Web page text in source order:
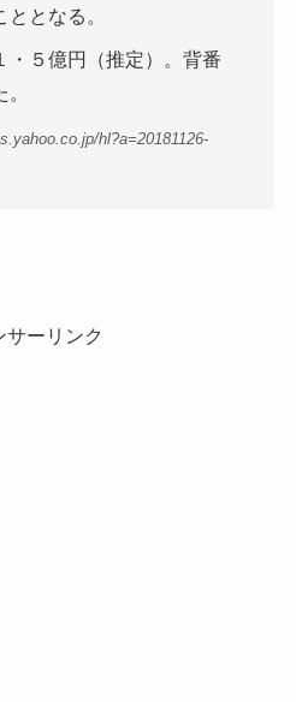
となる。
・５億円（推定）。背番
hl?a=20181126-
サーリンク